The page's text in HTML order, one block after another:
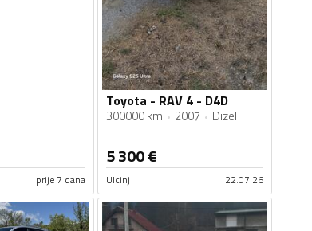
prije 7 dana
Toyota - RAV 4 - D4D
300000 km 2007 Dizel
5 300€
Ulcinj 22.07.26